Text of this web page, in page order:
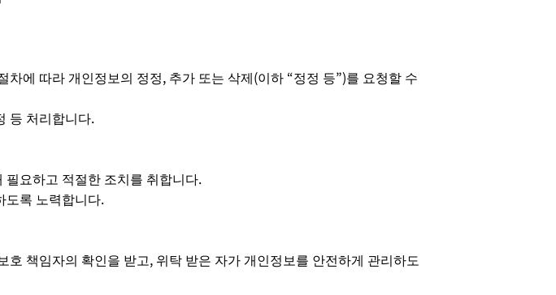
에 따라 개인정보의 정정, 추가 또는 삭제(이하 “정정 등”)를 요청할 수
등 처리합니다.
요하고 적절한 조치를 취합니다.
도록 노력합니다.
책임자의 확인을 받고, 위탁 받은 자가 개인정보를 안전하게 관리하도